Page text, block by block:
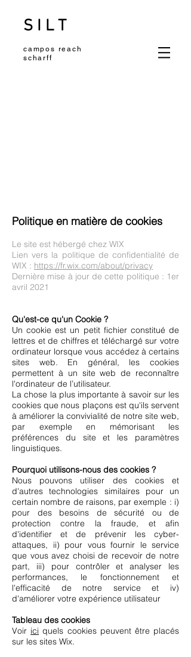
campos reach
scharff
S I L T
Politique en matière de cookies
Le site est hébergé chez WIX
Lien vers la politique de confidentialité de
WIX : https://fr.wix.com/about/privacy
Dernière mise à jour de cette politique : 1er
avril 2021
Qu'est-ce qu'un Cookie ?
Un cookie est un petit fichier constitué de
lettres et de chiffres et téléchargé sur votre
ordinateur lorsque vous accédez à certains
sites web. En général, les cookies
permettent à un site web de reconnaître
l'ordinateur de l’utilisateur.​
La chose la plus importante à savoir sur les
cookies que nous plaçons est qu'ils servent
à améliorer la convivialité de notre site web,
par exemple en mémorisant les
préférences du site et les paramètres
linguistiques.
Pourquoi utilisons-nous des cookies ?
Nous pouvons utiliser des cookies et
d'autres technologies similaires pour un
certain nombre de raisons, par exemple : i)
pour des besoins de sécurité ou de
protection contre la fraude, et afin
d'identifier et de prévenir les cyber-
attaques, ii) pour vous fournir le service
que vous avez choisi de recevoir de notre
part, iii) pour contrôler et analyser les
performances, le fonctionnement et
l'efficacité de notre service et iv)
d'améliorer votre expérience utilisateur
Tableau des cookies
Voir ici quels cookies peuvent être placés
sur les sites Wix.